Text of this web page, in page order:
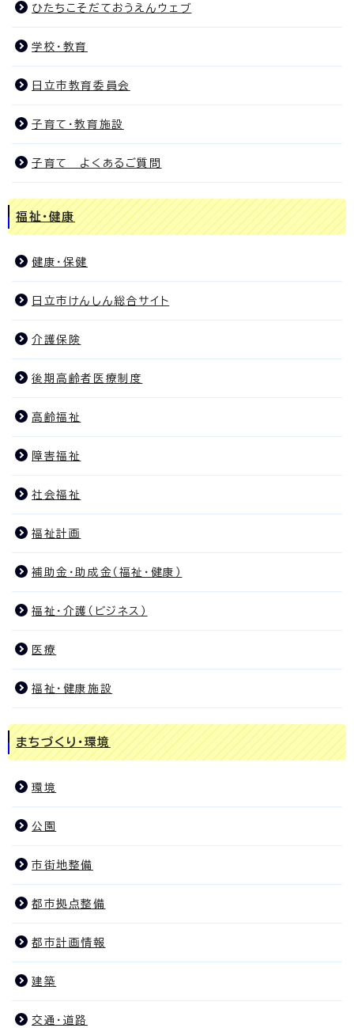
ひたちこそだておうえんウェブ
学校・教育
日立市教育委員会
子育て・教育施設
子育て よくあるご質問
福祉・健康
健康・保健
日立市けんしん総合サイト
介護保険
後期高齢者医療制度
高齢福祉
障害福祉
社会福祉
福祉計画
補助金・助成金（福祉・健康）
福祉・介護（ビジネス）
医療
福祉・健康施設
まちづくり・環境
環境
公園
市街地整備
都市拠点整備
都市計画情報
建築
交通・道路